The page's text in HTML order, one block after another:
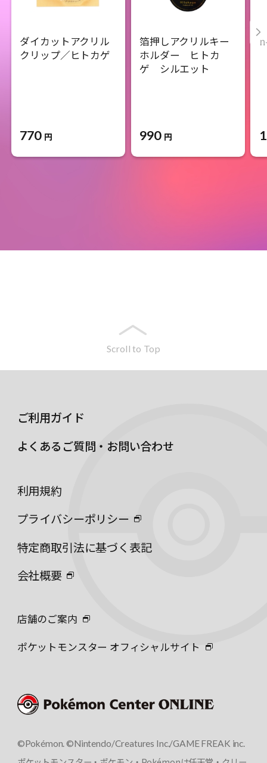
ダイカットアクリル
クリップ／ヒトカゲ
770 円
箔押しアクリルキー
ホルダー ヒトカ
ゲ シルエット
990 円
Scroll to Top
ご利用ガイド
よくあるご質問・お問い合わせ
利用規約
プライバシーポリシー
特定商取引法に基づく表記
会社概要
店舗のご案内
ポケットモンスター オフィシャルサイト
©Pokémon. ©Nintendo/Creatures Inc./GAME FREAK inc.